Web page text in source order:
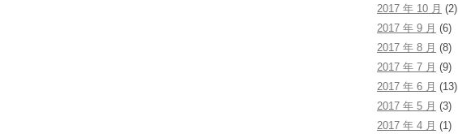
2017 年 10 月 (2)
2017 年 9 月 (6)
2017 年 8 月 (8)
2017 年 7 月 (9)
2017 年 6 月 (13)
2017 年 5 月 (3)
2017 年 4 月 (1)